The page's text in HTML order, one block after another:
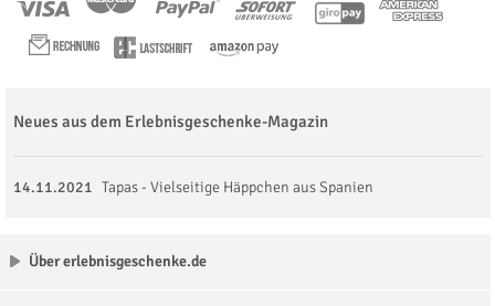
Neues aus dem Erlebnisgeschenke-Magazin
14.11.2021 Tapas - Vielseitige Häppchen aus Spanien
Über erlebnisgeschenke.de